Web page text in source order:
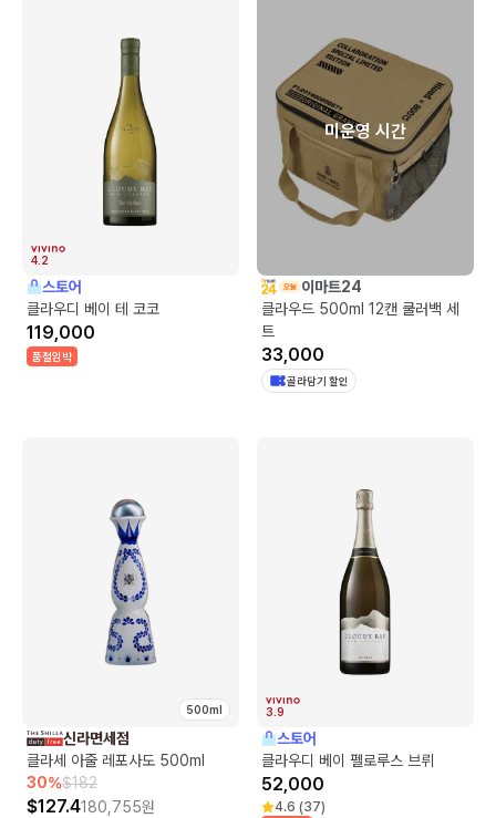
4.2
스토어
클라우디 베이 테 코코
119,000
품절임박
미운영 시간
이마트24
클라우드 500ml 12캔 쿨러백 세
트
33,000
골라담기 할인
500ml
신라면세점
클라세 아줄 레포사도 500ml
30%$182
$127.4180,755원
3.9
스토어
클라우디 베이 펠로루스 브뤼
52,000
4.6 (37)